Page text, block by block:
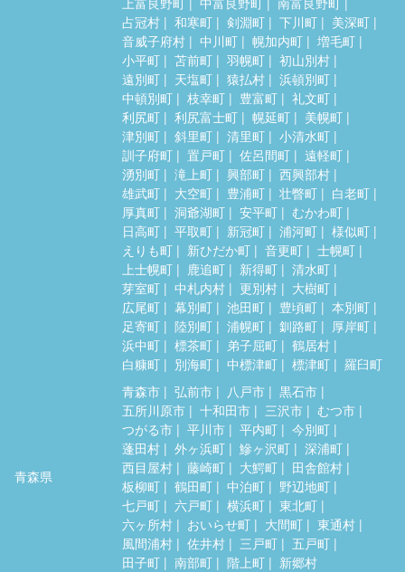
占冠村
和寒町 剣淵町 下川町
美深町
音威子府村
中川町 幌加内町
増毛町
小平町
苫前町 羽幌町
初山別村
遠別町
天塩町 猿払村
浜頓別町
中頓別町
枝幸町 豊富町
礼文町
利尻町
利尻富士町 幌延町
美幌町
津別町
斜里町 清里町
小清水町
訓子府町
置戸町 佐呂間町
遠軽町
湧別町
滝上町 興部町
西興部村
雄武町
大空町 豊浦町 壮瞥町
白老町
厚真町
洞爺湖町 安平町
むかわ町
日高町
平取町 新冠町 浦河町
様似町
えりも町
新ひだか町 音更町
士幌町
上士幌町
鹿追町 新得町
清水町
芽室町
中札内村 更別村
大樹町
広尾町
幕別町 池田町 豊頃町
本別町
足寄町
陸別町 浦幌町 釧路町
厚岸町
浜中町
標茶町 弟子屈町
鶴居村
白糠町
別海町 中標津町 標津町 羅臼町
青森県
青森市 弘前市 八戸市
黒石市
五所川原市
十和田市 三沢市
むつ市
つがる市
平川市 平内町
今別町
蓬田村
外ヶ浜町 鰺ヶ沢町
深浦町
西目屋村
藤崎町 大鰐町
田舎館村
板柳町
鶴田町 中泊町
野辺地町
七戸町
六戸町 横浜町
東北町
六ヶ所村
おいらせ町 大間町
東通村
風間浦村
佐井村 三戸町
五戸町
田子町
南部町 階上町 新郷村